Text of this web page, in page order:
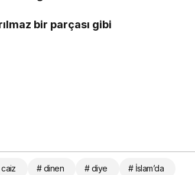
bir parçası gibi
# dinen # diye # İslam’da